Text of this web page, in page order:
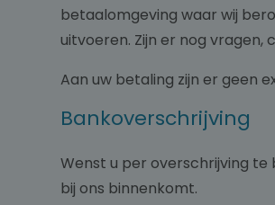
betaalomgeving waar wij
uitvoeren. Zijn er nog
Aan uw betaling zijn er geen
Bankoverschrijving
Wenst u per overschrijving
bij ons binnenkomt.